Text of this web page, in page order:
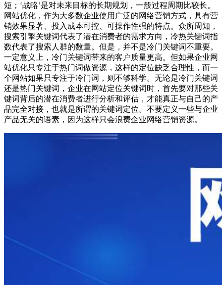
短；‘战略’是对未来目标的长期规划，一般过程周期比较长。
网站优化，作为大多数企业使用广泛的网络营销方式，具有营
销效果显著、投入成本可控、可操作性强的特点。众所周知，
搜索引擎关键词代表了潜在消费者的需求方向，冷热关键词指
数代表了搜索人群的数量。但是，并不是冷门关键词不重要。
一定意义上，冷门关键词带来的客户质量更高。但如果企业网
站优化只专注于热门词做资源，这样的定位缺乏合理性，而一
个网站如果只专注于冷门词，则不够科学。无论是冷门关键词
还是热门关键词，企业在网站定位关键词时，首先要对那些关
键词背后的潜在消费者进行分析和评估，才能真正与自己的产
品完全对接，也就是所谓的关键词定位。不要定义一些与企业
产品无关的语素，因为这样只会浪费企业网络营销资源。